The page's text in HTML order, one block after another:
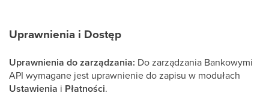
Uprawnienia i Dostęp
Uprawnienia do zarządzania: Do zarządzania Bankowymi
API wymagane jest uprawnienie do zapisu w modułach
Ustawienia i Płatności.